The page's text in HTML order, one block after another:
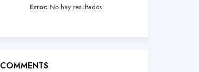
Error: No hay resultados
COMMENTS